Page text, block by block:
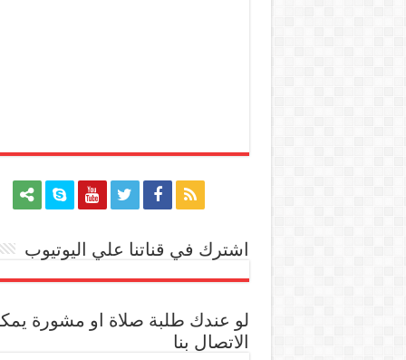
اشترك في قناتنا علي اليوتيوب
لو عندك طلبة صلاة او مشورة
الاتصال بنا